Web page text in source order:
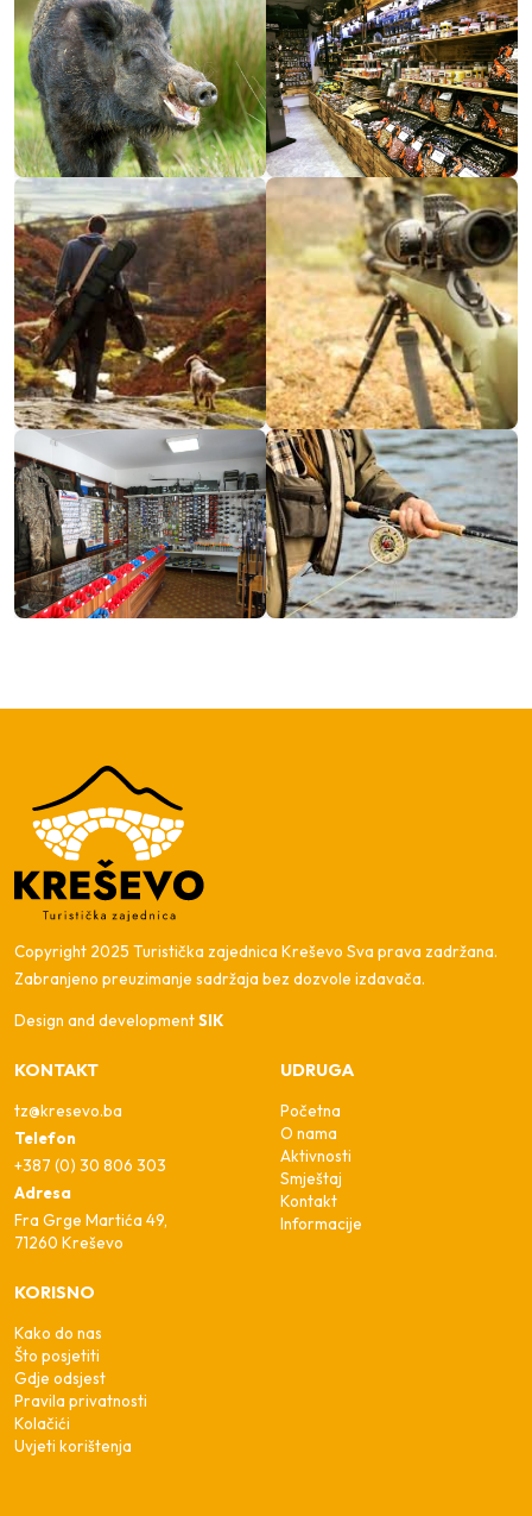
Copyright 2025 Turistička zajednica Kreševo Sva prava zadržana.
Zabranjeno preuzimanje sadržaja bez dozvole izdavača.
Design and developmentSIK
KONTAKT
tz@kresevo.ba
Telefon
+387 (0) 30 806 303
Adresa
Fra Grge Martića 49,
71260 Kreševo
UDRUGA
Početna
O nama
Aktivnosti
Smještaj
Kontakt
Informacije
KORISNO
Kako do nas
Što posjetiti
Gdje odsjest
Pravila privatnosti
Kolačići
Uvjeti korištenja